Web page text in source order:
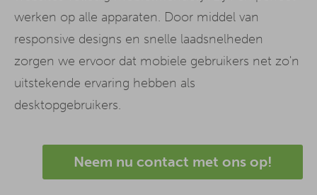
werken op alle apparaten. Door middel van
responsive designs en snelle laadsnelheden
zorgen we ervoor dat mobiele gebruikers net zo'n
uitstekende ervaring hebben als
desktopgebruikers.
Neem nu contact met ons op!